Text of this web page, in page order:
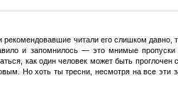
читали его слишком
и запомнилось — это мнимые
как один человек может быть проглочен
Но хоть ты тресни, несмотря на все